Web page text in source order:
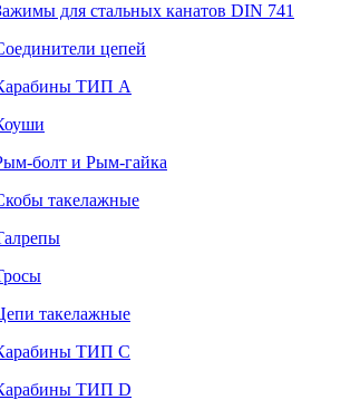
для стальных канатов DIN 741
цепей
ТИП А
болт и Рым-гайка
такелажные
такелажные
ТИП C
ТИП D